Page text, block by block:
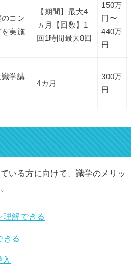
コン
実施
【期間】最大4
ヵ月【回数】1
回1時間最大8回
150万
円〜
440万
円
学講
4カ月
300万
円
いる方に向けて、識学のメリッ
理解できる
きる